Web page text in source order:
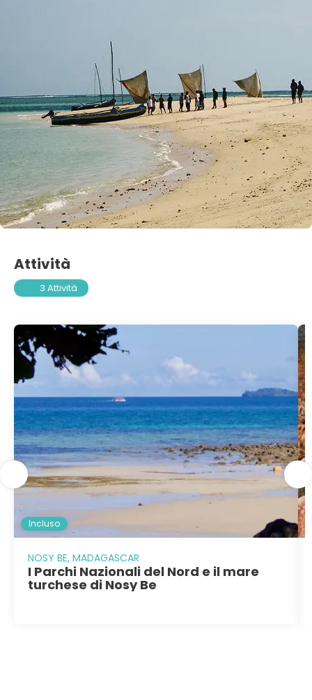
Attività
3 Attività
Incluso
NOSY BE, MADAGASCAR
I Parchi Nazionali del Nord e il mare
turchese di Nosy Be